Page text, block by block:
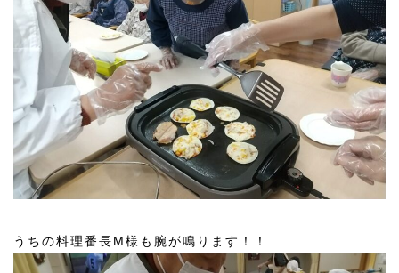
うちの料理番長M様も腕が鳴ります！！